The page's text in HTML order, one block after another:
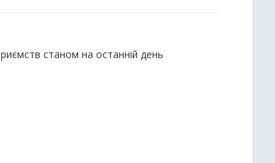
станом на останній день